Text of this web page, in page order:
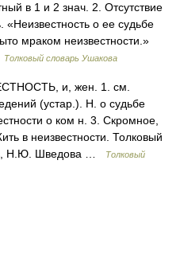
в 1 и 2 знач. 2. Отсутствие
о ее судьбе
мраком неизвестности.»
Толковый словарь Ушакова
и, жен. 1. см.
(устар.). Н. о судьбе
о ком н. 3. Скромное,
в неизвестности. Толковый
Н.Ю. Шведова …
Толковый